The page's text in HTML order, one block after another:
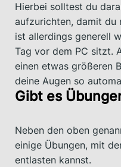
Hierbei solltest du
aufzurichten, damit du
ist allerdings generell
Tag vor dem PC sitzt.
einen etwas größeren
deine Augen so
Gibt es
Neben den oben
einige Übungen, mit
entlasten kannst.